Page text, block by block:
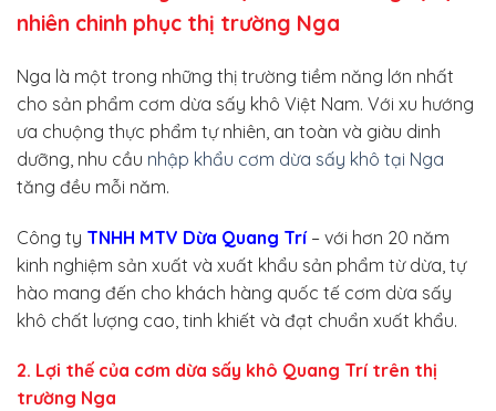
nhiên chinh phục thị trường Nga
Nga là một trong những thị trường tiềm năng lớn nhất
cho sản phẩm cơm dừa sấy khô Việt Nam. Với xu hướng
ưa chuộng thực phẩm tự nhiên, an toàn và giàu dinh
dưỡng, nhu cầu nhập khẩu cơm dừa sấy khô tại Nga
tăng đều mỗi năm.
Công ty TNHH MTV Dừa Quang Trí– với hơn 20 năm
kinh nghiệm sản xuất và xuất khẩu sản phẩm từ dừa, tự
hào mang đến cho khách hàng quốc tế cơm dừa sấy
khô chất lượng cao, tinh khiết và đạt chuẩn xuất khẩu.
2. Lợi thế của cơm dừa sấy khô Quang Trí trên thị
trường Nga